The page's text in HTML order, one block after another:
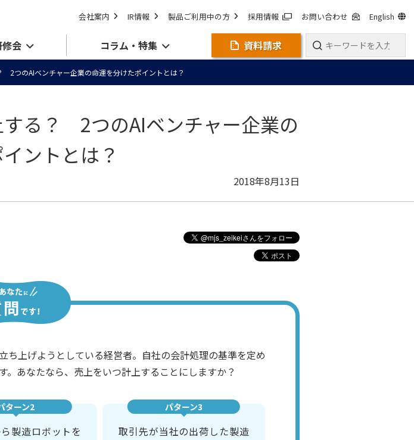
会社案内 IR情報 製品ご利用中の方 採用情報 お問い合わせ English
会 コラム・特集 資料請求
2つのAIベンチャー企業の命運を分けたポイントとは？
する？ 2つのAIベンチャー企業の
ントとは？
2018年8月13日
上げようとしている経営者。自社の会計処理の基準を定め
あなたなら、売上をいつ計上することにしますか？
ターン2
製造ロボットを
パターン3
取引先が当社の出荷した製造